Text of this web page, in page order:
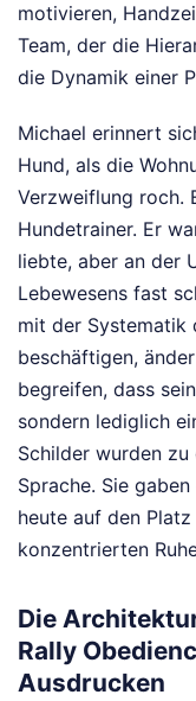
motivieren,
Team, der die
die Dynamik einer
Michael erinnert
Hund, als die
Verzweiflung roch.
Hundetrainer. Er
liebte, aber an der
Lebewesens fast
mit der Systematik
beschäftigen,
begreifen, dass
sondern lediglich
Schilder wurden zu
Sprache. Sie
heute auf den
konzentrierten
Die
Rally
Ausdrucken